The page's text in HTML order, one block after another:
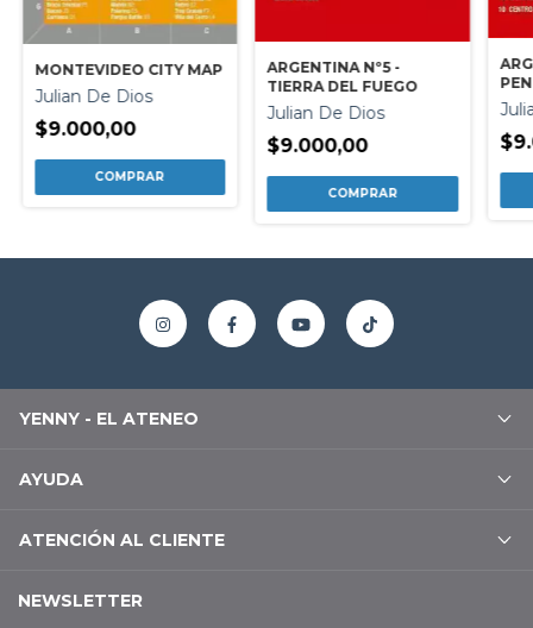
MONTEVIDEO CITY MAP
Julian De Dios
$9.000,00
ARGENTINA Nº5 -
TIERRA DEL FUEGO
Julian De Dios
$9.000,00
YENNY - EL ATENEO
AYUDA
ATENCIÓN AL CLIENTE
NEWSLETTER